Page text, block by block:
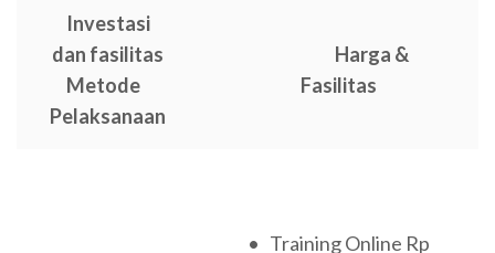
Investasi
dan fasilitas
Metode
Pelaksanaan
Harga &
Fasilitas
• Training Online Rp